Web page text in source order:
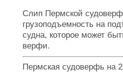
Слип Пермской
грузоподъемность на
судна, которое может
верфи.
Пермская судоверфь на